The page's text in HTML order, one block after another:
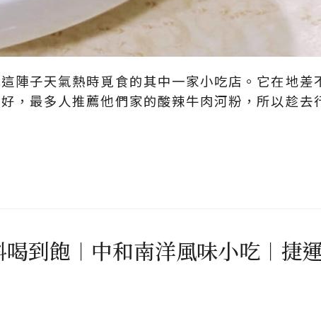
陣子天氣熱時覓食的其中一家小吃店。它在地差
，最多人推薦他們家的酸辣牛肉河粉，所以趁去
到飽︱中和南洋風味小吃︱捷